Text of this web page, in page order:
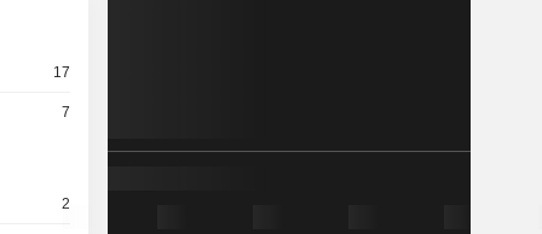
17
7
2